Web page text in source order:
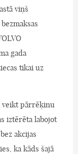
viņš
gada
tikai uz
veikt pārrēķinu
iztērēta labojot
akcijas
ka kāds šajā